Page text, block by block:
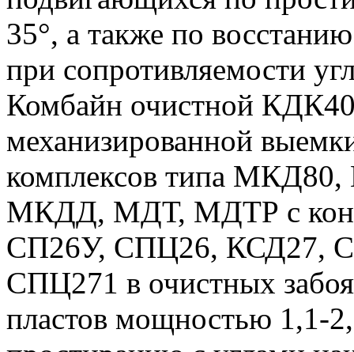
35°, а также по
при сопротивляемости
Комбайн очистной
механизированной
комплексов типа
МКДД, МДТ, МДТР с
СП26У, СПЦ26, КСД27,
СПЦ271 в очистных
пластов мощностью 1,1-